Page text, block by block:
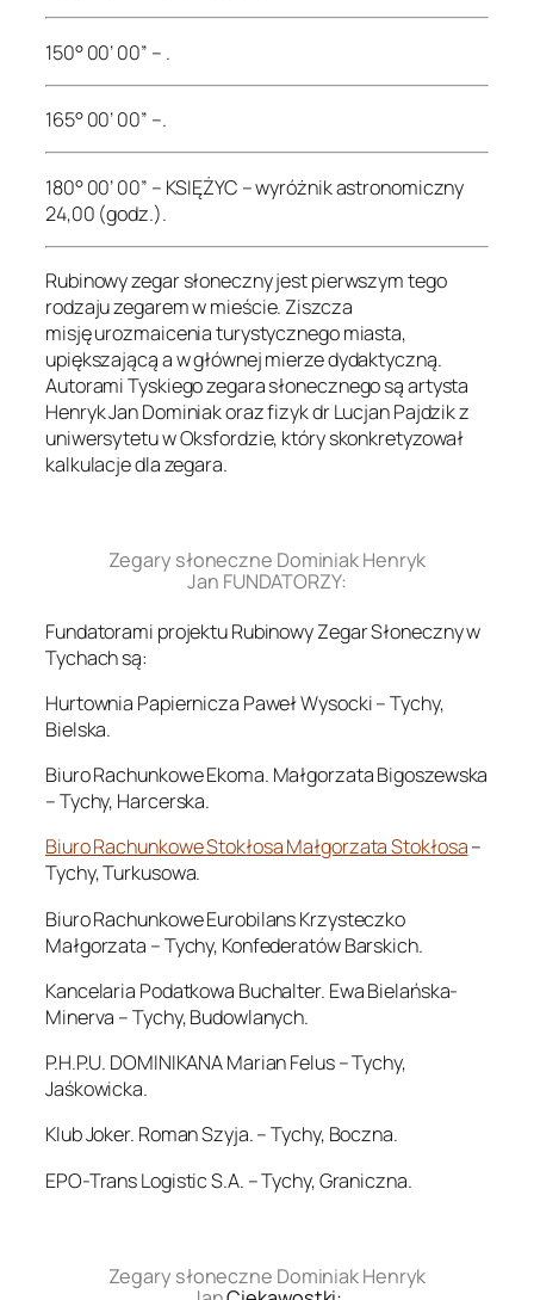
150° 00’ 00” – .
165° 00’ 00” –.
180° 00’ 00” – KSIĘŻYC – wyróżnik astronomiczny
24,00 (godz.).
Rubinowy zegar słoneczny jest pierwszym tego
rodzaju zegarem w mieście. Ziszcza
misję urozmaicenia turystycznego miasta,
upiększającą a w głównej mierze dydaktyczną.
Autorami Tyskiego zegara słonecznego są artysta
Henryk Jan Dominiak oraz fizyk dr Lucjan Pajdzik z
uniwersytetu w Oksfordzie, który skonkretyzował
kalkulacje dla zegara.
Zegary słoneczne Dominiak Henryk
Jan FUNDATORZY:
Fundatorami projektu Rubinowy Zegar Słoneczny w
Tychach są:
Hurtownia Papiernicza Paweł Wysocki – Tychy,
Bielska.
Biuro Rachunkowe Ekoma. Małgorzata Bigoszewska
– Tychy, Harcerska.
Biuro Rachunkowe Stokłosa Małgorzata Stokłosa–
Tychy, Turkusowa.
Biuro Rachunkowe Eurobilans Krzysteczko
Małgorzata – Tychy, Konfederatów Barskich.
Kancelaria Podatkowa Buchalter. Ewa Bielańska-
Minerva – Tychy, Budowlanych.
P.H.P.U. DOMINIKANA Marian Felus – Tychy,
Jaśkowicka.
Klub Joker. Roman Szyja. – Tychy, Boczna.
EPO-Trans Logistic S.A. – Tychy, Graniczna.
Zegary słoneczne Dominiak Henryk